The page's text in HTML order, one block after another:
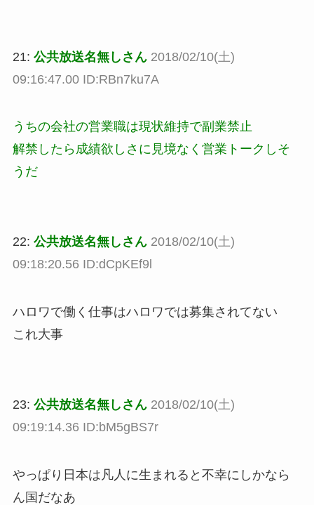
21: 公共放送名無しさん 2018/02/10(土)
09:16:47.00 ID:RBn7ku7A
うちの会社の営業職は現状維持で副業禁止
解禁したら成績欲しさに見境なく営業トークしそ
うだ
22: 公共放送名無しさん 2018/02/10(土)
09:18:20.56 ID:dCpKEf9l
ハロワで働く仕事はハロワでは募集されてない
これ大事
23: 公共放送名無しさん 2018/02/10(土)
09:19:14.36 ID:bM5gBS7r
やっぱり日本は凡人に生まれると不幸にしかなら
ん国だなあ